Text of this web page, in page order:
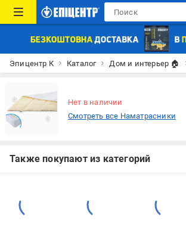
Эпицентр К Каталог Дом и интерьер 🏠
Нет в наличии
Смотреть все Наматрасники
Также покупают из категорий